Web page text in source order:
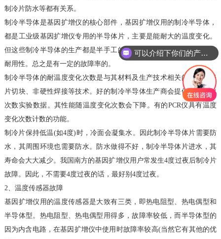
制冷片防水等都有关系。
制冷半导体是基因扩增仪的核心部件，基因扩增仪用的制冷半导体，
都是工业级基因扩增仪专用的半导体片，主要是能耐大的温度变化。
但这些制冷半导体的生产都是半手工的，也没有很好的办法来检测其
耐用性。总之是有一定的故障率的。
制冷半导体的耐温度变化次数是与其材料及生产技术相关的。如陶瓷
片切块、非硬性焊接等技术。好的制冷半导体生产商会提供温度变化
次数实验数据。其性能随温度变化次数会下降。有的PCR仪具有温度
变化次数计数的功能。
制冷片保持低温(如4度)时，冷面会凝集水。因此制冷半导体片需要防
水，其周围环境也需要防水。防水做得不好，制冷半导体片进水，其
寿命会大大减少。我国南方的基因扩增仪用户常发生4度过夜后制冷片
故障。因此，不需要4度过夜的话，最好别4度过夜。
2、温度传感器故障
基因扩增仪用的温度传感器是大致有三类，即热电阻型、热电偶型和
半导体型。热电阻型、热电偶型用得多，故障率较低，而半导体型的
因为内含电路，在基因扩增仪中使用时故障率较高(当然它有其他的优
可以介绍下你们的产品么